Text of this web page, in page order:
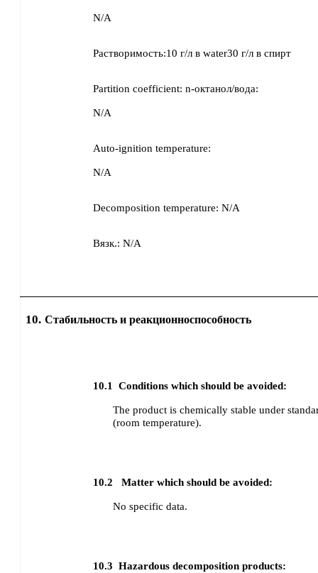
N/A
Растворимость:10 г/л в water30 г/л в спирт
Partition coefficient: n-октанол/вода:
N/A
Auto-ignition temperature:
N/A
Decomposition temperature: N/A
Вязк.: N/A
10. Стабильность и реакционноспособность
10.1 Conditions which should be avoided:
The product is chemically stable under
(room temperature).
10.2 Matter which should be avoided:
No specific data.
10.3 Hazardous decomposition products: